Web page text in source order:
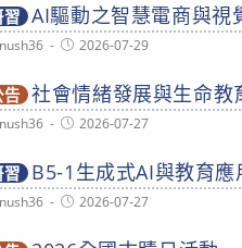
習 AI驅動之智慧電商與視
Post2026-07-29
告 社會情緒發展與生命教
Post2026-07-27
習 B5-1生成式AI與教育應
Post2026-07-27